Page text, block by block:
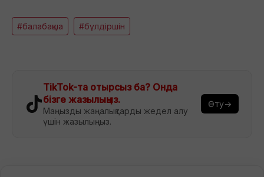
#балабақша #бүлдіршін
TikTok-та отырсыз ба? Онда
бізге жазылыңыз.
Маңызды жаңалықтарды жедел алу
үшін жазылыңыз.
Өту→